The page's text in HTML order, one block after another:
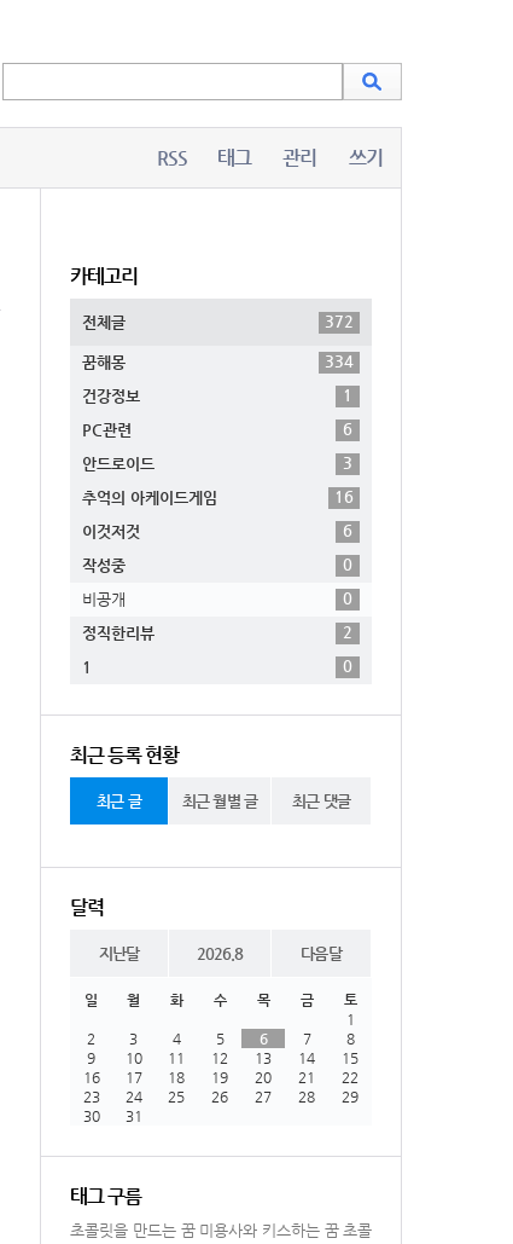
RSS 태그 관리 쓰기
카테고리
전체글 372
꿈해몽
334
건강정보
1
PC관련
6
안드로이드
3
추억의 아케이드게임
16
이것저것
6
작성중
0
비공개
0
정직한리뷰
2
1
0
최근 등록 현황
최근 글 최근 월별 글 최근 댓글
달력
지난달 2026.8 다음달
일 월 화 수 목 금
토
1
2
3 4 5 6 7
8
9
10 11 12 13 14
15
16
17 18 19 20 21
22
23
24 25 26 27 28
29
30
31
태그 구름
초콜릿을 만드는 꿈 미용사와 키스하는 꿈 초콜